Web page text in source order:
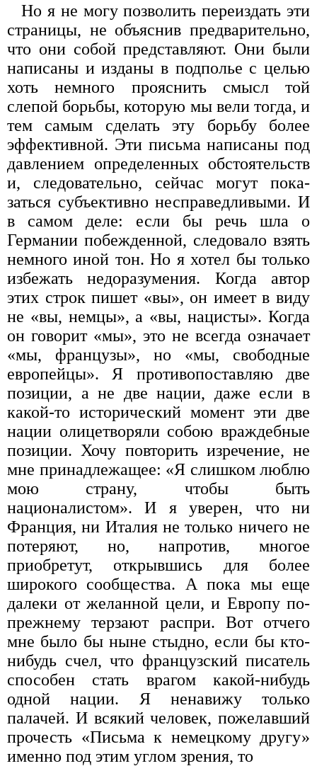
Но я не могу позволить переиздать эти
страницы, не объяснив предварительно,
что они собой представляют. Они были
написаны и изданы в подполье с целью
хоть немного прояснить смысл той
слепой борьбы, которую мы вели тогда, и
тем самым сделать эту борьбу более
эффективной. Эти письма написаны под
давлением определенных обстоятельств
и, следовательно, сейчас могут пока­
заться субъективно несправедливыми. И
в самом деле: если бы речь шла о
Германии побежденной, следовало взять
немного иной тон. Но я хотел бы только
избежать недоразумения. Когда автор
этих строк пишет «вы», он имеет в виду
не «вы, немцы», а «вы, нацисты». Когда
он говорит «мы», это не всегда озна­чает
«мы, французы», но «мы, свободные
европейцы». Я проти­вопоставляю две
позиции, а не две нации, даже если в
какой-то исторический момент эти две
нации олицетворяли собою враж­дебные
позиции. Хочу повторить изречение, не
мне принадлежа­щее: «Я слишком люблю
мою страну, чтобы быть
националистом». И я уверен, что ни
Франция, ни Италия не только ниче­го не
потеряют, но, напротив, многое
приобретут, открывшись для более
широкого сообщества. А пока мы еще
далеки от желан­ной цели, и Европу по-
прежнему терзают распри. Вот отчего
мне было бы ныне стыдно, если бы кто-
нибудь счел, что французский писатель
способен стать врагом какой-нибудь
одной нации. Я не­навижу только
палачей. И всякий человек, пожелавший
прочесть «Письма к немецкому другу»
именно под этим углом зрения, то